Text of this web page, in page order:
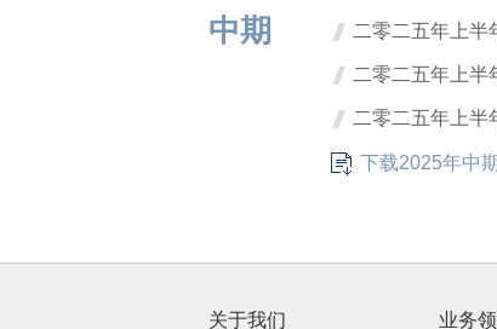
中期 二零二五年上半
二零二五年上半
二零二五年上半
下载2025年中
关于我们 业务